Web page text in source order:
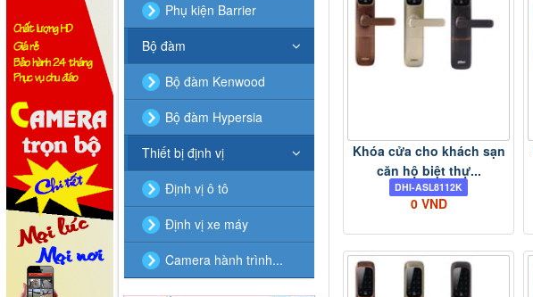
Khóa cửa cho khách sạn
căn hộ biệt thự...
DHI-ASL8112K
0 VND
Phụ kiện Barrier
Bộ đàm
Bộ đàm Kenwood
Bộ đàm Hypersia
Thiết bị định vị
Định vị ô tô
Định vị xe máy
Camera hành trình...